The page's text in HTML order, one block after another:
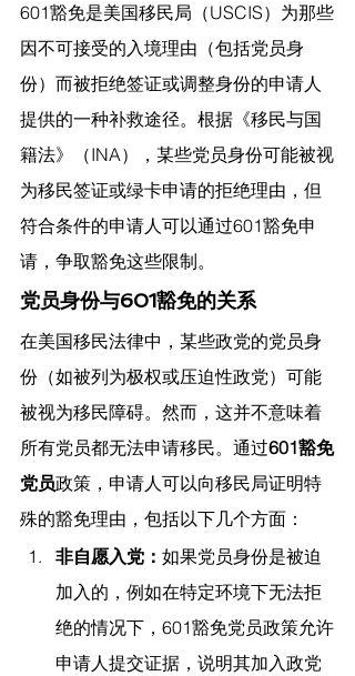
601豁免是美国移民局（USCIS）为那些
因不可接受的入境理由（包括党员身
份）而被拒绝签证或调整身份的申请人
提供的一种补救途径。根据《移民与国
籍法》（INA），某些党员身份可能被视
为移民签证或绿卡申请的拒绝理由，但
符合条件的申请人可以通过601豁免申
请，争取豁免这些限制。
党员身份与601豁免的关系
在美国移民法律中，某些政党的党员身
份（如被列为极权或压迫性政党）可能
被视为移民障碍。然而，这并不意味着
所有党员都无法申请移民。通过601豁免
党员政策，申请人可以向移民局证明特
殊的豁免理由，包括以下几个方面：
非自愿入党： 如果党员身份是被迫
加入的，例如在特定环境下无法拒
绝的情况下，601豁免党员政策允许
申请人提交证据，说明其加入政党